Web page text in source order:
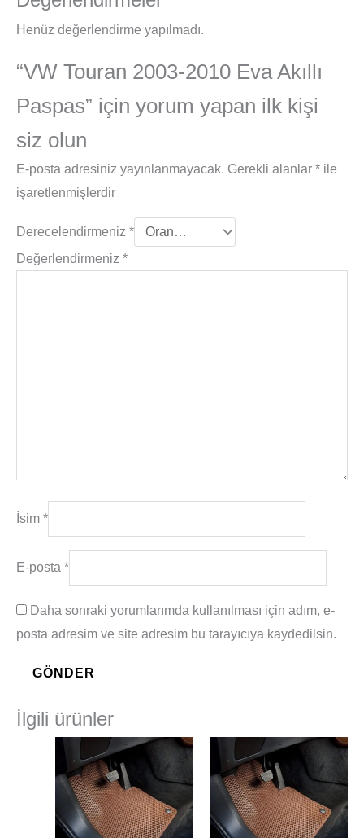
Henüz değerlendirme yapılmadı.
“VW Touran 2003-2010 Eva Akıllı
Paspas” için yorum yapan ilk kişi
siz olun
E-posta adresiniz yayınlanmayacak. Gerekli alanlar * ile
işaretlenmişlerdir
Derecelendirmeniz *
Değerlendirmeniz *
İsim *
E-posta *
Daha sonraki yorumlarımda kullanılması için adım, e-
posta adresim ve site adresim bu tarayıcıya kaydedilsin.
İlgili ürünler